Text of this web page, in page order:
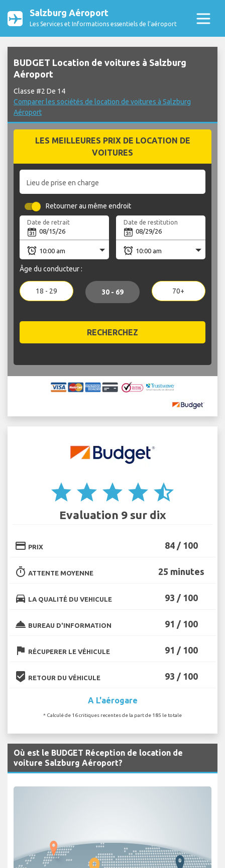
Salzburg Aéroport
Les Services et Informations essentiels de l’aéroport
BUDGET Location de voitures à Salzburg
Aéroport
Classe #2 De 14
Comparer les sociétés de location de voitures à Salzburg
Aéroport
LES MEILLEURES PRIX DE LOCATION DE
VOITURES
Lieu de prise en charge
Retourner au même endroit
Date de retrait Date de restitution
Âge du conducteur :
18 - 29 30 - 69 70+
RECHERCHEZ
star star star star star_half
Evaluation 9 sur dix
credit_card PRIX 84 / 100
timer ATTENTE MOYENNE 25 minutes
directions_car LA QUALITÉ DU VEHICULE 93 / 100
room_service BUREAU D'INFORMATION 91 / 100
flag RÉCUPERER LE VÉHICULE 91 / 100
beenhere RETOUR DU VÉHICULE 93 / 100
A L'aérogare
* Calculé de 16 critiques recentes de la part de 185 le totale
Où est le BUDGET Réception de location de
voiture Salzburg Aéroport?